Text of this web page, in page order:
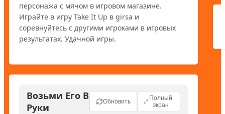
персонажа с мячом в игровом магазине.
Играйте в игру Take It Up в girsa и
соревнуйтесь с другими игроками в игровых
результатах. Удачной игры.
Возьми Его В
Руки
Обновить
Полный
экран